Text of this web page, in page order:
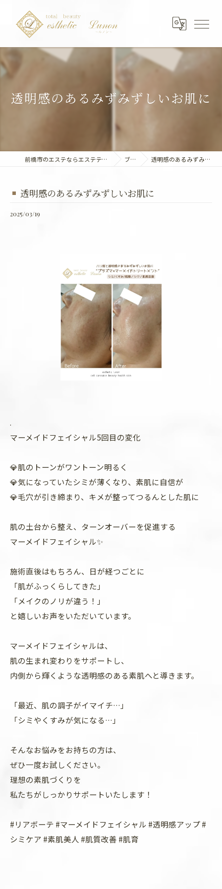
透明感のあるみずみずしいお肌に
前橋市のエステならエステティック～Lunon～ ブログ 透明感のあるみずみずしいお肌に
透明感のあるみずみずしいお肌に
2025/03/19
.
マーメイドフェイシャル5回目の変化
💎肌のトーンがワントーン明るく
💎気になっていたシミが薄くなり、素肌に自信が
💎毛穴が引き締まり、キメが整ってつるんとした肌に
肌の土台から整え、ターンオーバーを促進する
マーメイドフェイシャル✨
施術直後はもちろん、日が経つごとに
「肌がふっくらしてきた」
「メイクのノリが違う！」
と嬉しいお声をいただいています。
マーメイドフェイシャルは、
肌の生まれ変わりをサポートし、
内側から輝くような透明感のある素肌へと導きます。
「最近、肌の調子がイマイチ…」
「シミやくすみが気になる…」
そんなお悩みをお持ちの方は、
ぜひ一度お試しください。
理想の素肌づくりを
私たちがしっかりサポートいたします！
#リアボーテ #マーメイドフェイシャル #透明感アップ #
シミケア #素肌美人 #肌質改善 #肌育